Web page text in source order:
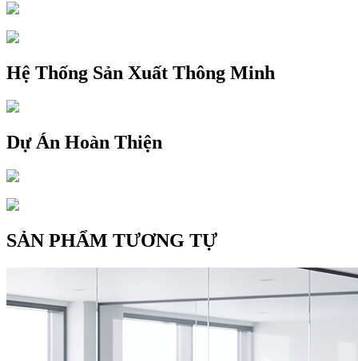
Hệ Thống Sản Xuất Thông Minh
Dự Án Hoàn Thiện
SẢN PHẨM TƯƠNG TỰ